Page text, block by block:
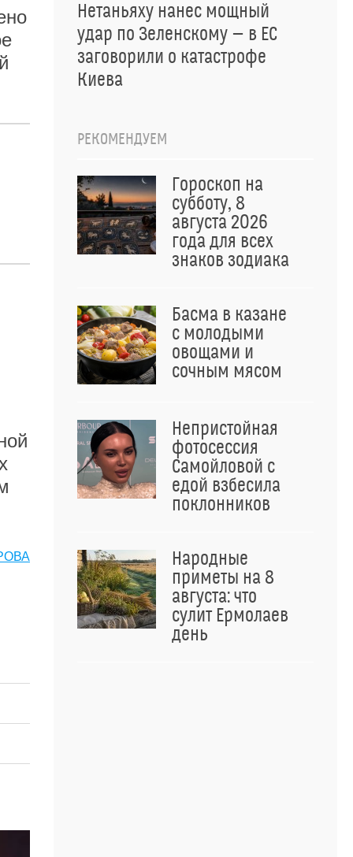
Нетаньяху нанес мощный
удар по Зеленскому — в ЕС
заговорили о катастрофе
Киева
РЕКОМЕНДУЕМ
Гороскоп на
субботу, 8
августа 2026
года для всех
знаков зодиака
Басма в казане
с молодыми
овощами и
сочным мясом
Непристойная
фотосессия
Самойловой с
едой взбесила
поклонников
Народные
приметы на 8
августа: что
сулит Ермолаев
день